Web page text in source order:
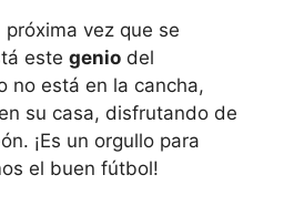
vez que se
este genio del
no está en la cancha,
su casa, disfrutando de
¡Es un orgullo para
el buen fútbol!